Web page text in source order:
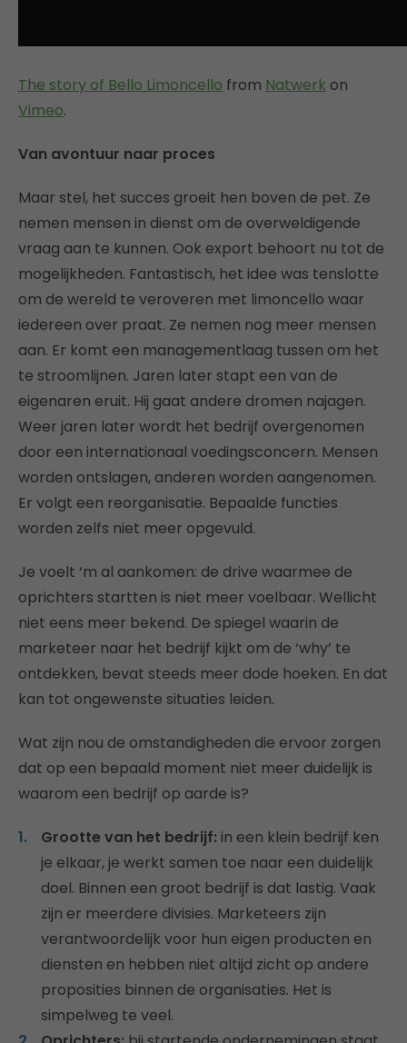
The story of Bello Limoncello from Natwerk on
Vimeo.
Van avontuur naar proces
Maar stel, het succes groeit hen boven de pet. Ze
nemen mensen in dienst om de overweldigende
vraag aan te kunnen. Ook export behoort nu tot de
mogelijkheden. Fantastisch, het idee was tenslotte
om de wereld te veroveren met limoncello waar
iedereen over praat. Ze nemen nog meer mensen
aan. Er komt een managementlaag tussen om het
te stroomlijnen. Jaren later stapt een van de
eigenaren eruit. Hij gaat andere dromen najagen.
Weer jaren later wordt het bedrijf overgenomen
door een internationaal voedingsconcern. Mensen
worden ontslagen, anderen worden aangenomen.
Er volgt een reorganisatie. Bepaalde functies
worden zelfs niet meer opgevuld.
Je voelt ‘m al aankomen: de drive waarmee de
oprichters startten is niet meer voelbaar. Wellicht
niet eens meer bekend. De spiegel waarin de
marketeer naar het bedrijf kijkt om de ‘why’ te
ontdekken, bevat steeds meer dode hoeken. En dat
kan tot ongewenste situaties leiden.
Wat zijn nou de omstandigheden die ervoor zorgen
dat op een bepaald moment niet meer duidelijk is
waarom een bedrijf op aarde is?
Grootte van het bedrijf: in een klein bedrijf ken
je elkaar, je werkt samen toe naar een duidelijk
doel. Binnen een groot bedrijf is dat lastig. Vaak
zijn er meerdere divisies. Marketeers zijn
verantwoordelijk voor hun eigen producten en
diensten en hebben niet altijd zicht op andere
proposities binnen de organisaties. Het is
simpelweg te veel.